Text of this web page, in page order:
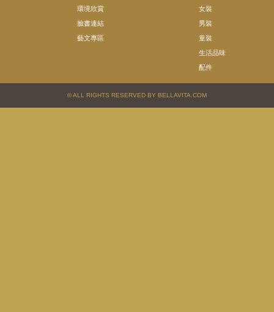
環境欣賞
臉書連結
藝文專區
女裝
男裝
童裝
生活品味
配件
© ALL RIGHTS RESERVED BY BELLAVITA.COM